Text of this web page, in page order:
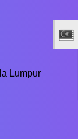
Lumpur